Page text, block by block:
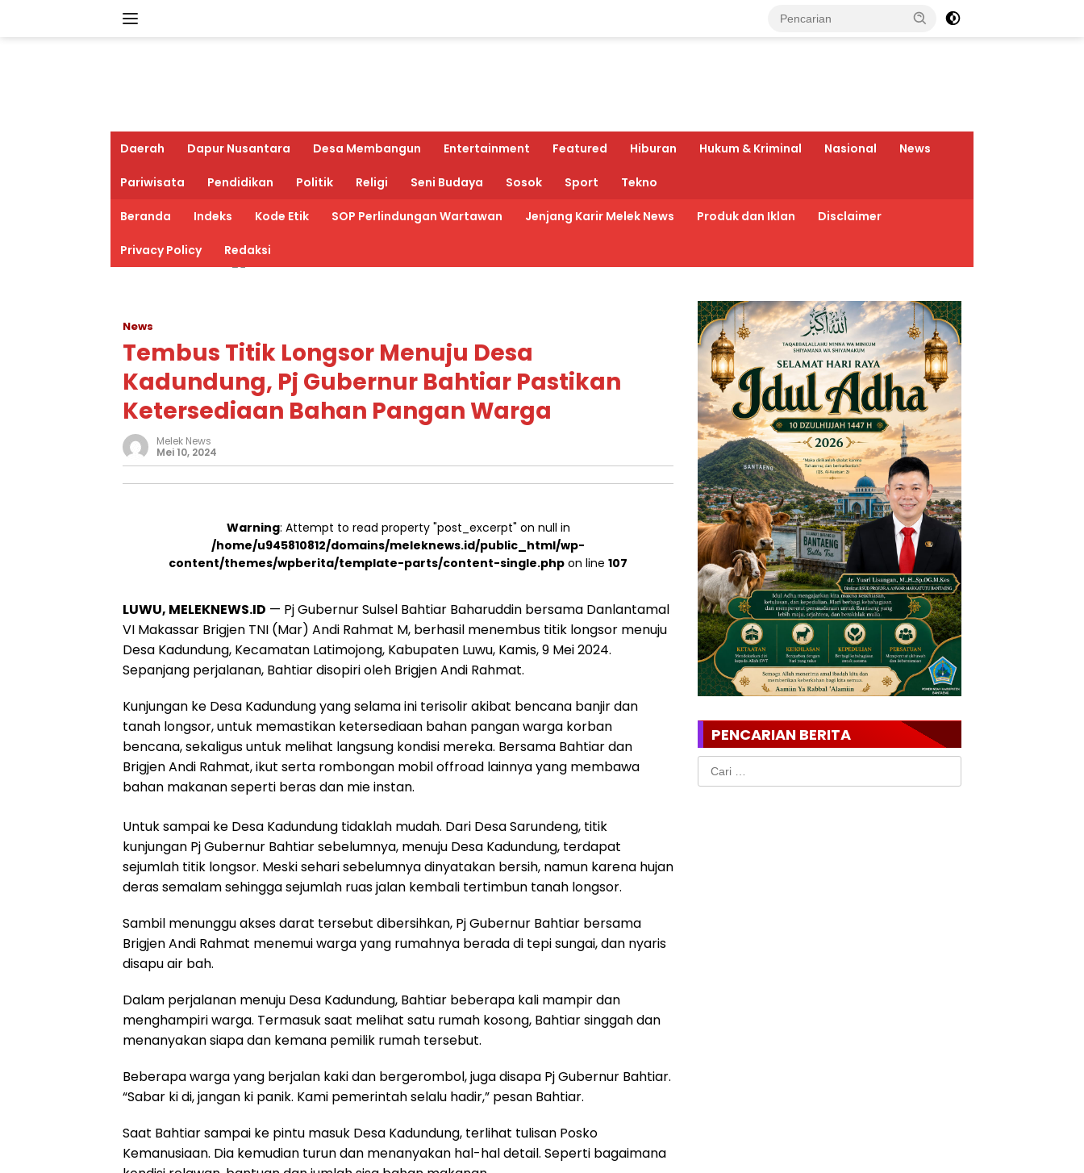
Daerah Dapur Nusantara Desa Membangun Entertainment Featured Hiburan Hukum & Kriminal Nasional News
Pariwisata Pendidikan Politik Religi Seni Budaya Sosok Sport Tekno
Beranda Indeks Kode Etik SOP Perlindungan Wartawan Jenjang Karir Melek News Produk dan Iklan Disclaimer
Privacy Policy Redaksi
News
Tembus Titik Longsor Menuju Desa
Kadundung, Pj Gubernur Bahtiar Pastikan
Ketersediaan Bahan Pangan Warga
Melek News
Mei 10, 2024
Warning: Attempt to read property "post_excerpt" on null in
/home/u945810812/domains/meleknews.id/public_html/wp-
content/themes/wpberita/template-parts/content-single.php on line107
LUWU, MELEKNEWS.ID — Pj Gubernur Sulsel Bahtiar Baharuddin bersama Danlantamal
VI Makassar Brigjen TNI (Mar) Andi Rahmat M, berhasil menembus titik longsor menuju
Desa Kadundung, Kecamatan Latimojong, Kabupaten Luwu, Kamis, 9 Mei 2024.
Sepanjang perjalanan, Bahtiar disopiri oleh Brigjen Andi Rahmat.
Kunjungan ke Desa Kadundung yang selama ini terisolir akibat bencana banjir dan
tanah longsor, untuk memastikan ketersediaan bahan pangan warga korban
bencana, sekaligus untuk melihat langsung kondisi mereka. Bersama Bahtiar dan
Brigjen Andi Rahmat, ikut serta rombongan mobil offroad lainnya yang membawa
bahan makanan seperti beras dan mie instan.
Untuk sampai ke Desa Kadundung tidaklah mudah. Dari Desa Sarundeng, titik
kunjungan Pj Gubernur Bahtiar sebelumnya, menuju Desa Kadundung, terdapat
sejumlah titik longsor. Meski sehari sebelumnya dinyatakan bersih, namun karena hujan
deras semalam sehingga sejumlah ruas jalan kembali tertimbun tanah longsor.
Sambil menunggu akses darat tersebut dibersihkan, Pj Gubernur Bahtiar bersama
Brigjen Andi Rahmat menemui warga yang rumahnya berada di tepi sungai, dan nyaris
disapu air bah.
Dalam perjalanan menuju Desa Kadundung, Bahtiar beberapa kali mampir dan
menghampiri warga. Termasuk saat melihat satu rumah kosong, Bahtiar singgah dan
menanyakan siapa dan kemana pemilik rumah tersebut.
Beberapa warga yang berjalan kaki dan bergerombol, juga disapa Pj Gubernur Bahtiar.
“Sabar ki di, jangan ki panik. Kami pemerintah selalu hadir,” pesan Bahtiar.
Saat Bahtiar sampai ke pintu masuk Desa Kadundung, terlihat tulisan Posko
Kemanusiaan. Dia kemudian turun dan menanyakan hal-hal detail. Seperti bagaimana
PENCARIAN BERITA
Cari
untuk: